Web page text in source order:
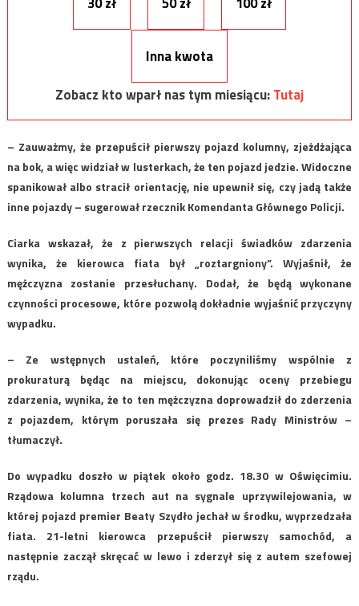
Inna kwota
Zobacz kto wparł nas tym miesiącu:Tutaj
– Zauważmy, że przepuścił pierwszy pojazd kolumny, zjeżdżająca
na bok, a więc widział w lusterkach, że ten pojazd jedzie. Widoczne
spanikował albo stracił orientację, nie upewnił się, czy jadą także
inne pojazdy – sugerował rzecznik Komendanta Głównego Policji.
Ciarka wskazał, że z pierwszych relacji świadków zdarzenia
wynika, że kierowca fiata był „roztargniony”. Wyjaśnił, że
mężczyzna zostanie przesłuchany. Dodał, że będą wykonane
czynności procesowe, które pozwolą dokładnie wyjaśnić przyczyny
wypadku.
– Ze wstępnych ustaleń, które poczyniliśmy wspólnie z
prokuraturą będąc na miejscu, dokonując oceny przebiegu
zdarzenia, wynika, że to ten mężczyzna doprowadził do zderzenia
z pojazdem, którym poruszała się prezes Rady Ministrów –
tłumaczył.
Do wypadku doszło w piątek około godz. 18.30 w Oświęcimiu.
Rządowa kolumna trzech aut na sygnale uprzywilejowania, w
której pojazd premier Beaty Szydło jechał w środku, wyprzedzała
fiata. 21-letni kierowca przepuścił pierwszy samochód, a
następnie zaczął skręcać w lewo i zderzył się z autem szefowej
rządu.